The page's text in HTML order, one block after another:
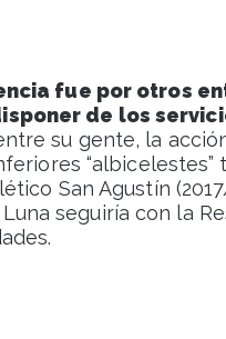
fue por otros
de los
su gente, la
“albicelestes”
San Agustín
Luna seguiría con la